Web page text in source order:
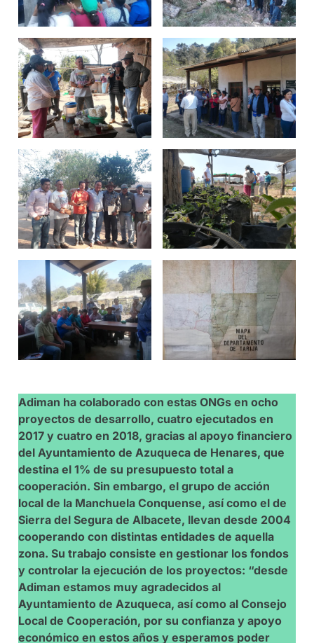
Adiman ha colaborado con estas ONGs en ocho
proyectos de desarrollo, cuatro ejecutados en
2017 y cuatro en 2018, gracias al apoyo financiero
del Ayuntamiento de Azuqueca de Henares, que
destina el 1% de su presupuesto total a
cooperación. Sin embargo, el grupo de acción
local de la Manchuela Conquense, así como el de
Sierra del Segura de Albacete, llevan desde 2004
cooperando con distintas entidades de aquella
zona. Su trabajo consiste en gestionar los fondos
y controlar la ejecución de los proyectos: “desde
Adiman estamos muy agradecidos al
Ayuntamiento de Azuqueca, así como al Consejo
Local de Cooperación, por su confianza y apoyo
económico en estos años y esperamos poder